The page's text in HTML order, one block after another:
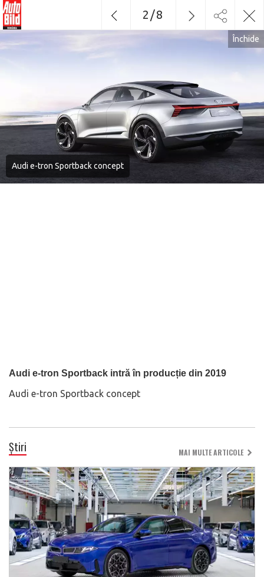
Audi e-tron Sportback concept
Audi e-tron Sportback intră în producție din 2019
Audi e-tron Sportback concept
Închide
2 /8
Știri MAI MULTE ARTICOLE